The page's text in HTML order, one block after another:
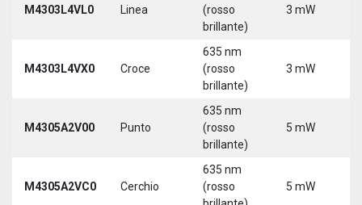
M4303L4VL0 Linea
(rosso
brillante)
3 mW
M4303L4VX0 Croce
635 nm
(rosso
brillante)
3 mW
M4305A2V00 Punto
635 nm
(rosso
brillante)
5 mW
M4305A2VC0 Cerchio
635 nm
(rosso
5 mW